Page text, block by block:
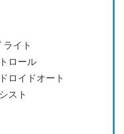
イト
ロール
ロイドオート
スト